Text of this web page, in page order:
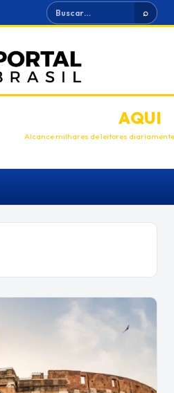
Buscar ⌕
ANUNCIEAQUI
Alcance milhares de leitores diariamente